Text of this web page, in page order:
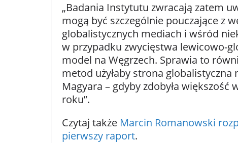
„Badania Instytutu zwracają zatem
mogą być szczególnie pouczające z
globalistycznych mediach i wśród
w przypadku zwycięstwa lewicowo-
model na Węgrzech. Sprawia to
metod użyłaby strona globalistyczna
Magyara – gdyby zdobyła
roku”.
Czytaj także Marcin Romanowski
pierwszy raport.